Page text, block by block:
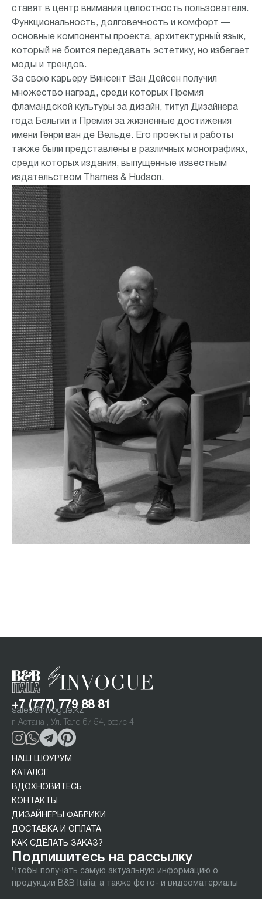
ставят в центр внимания целостность пользователя.
Функциональность, долговечность и комфорт —
основные компоненты проекта, архитектурный язык,
который не боится передавать эстетику, но избегает
моды и трендов.
За свою карьеру Винсент Ван Дейсен получил
множество наград, среди которых Премия
фламандской культуры за дизайн, титул Дизайнера
года Бельгии и Премия за жизненные достижения
имени Генри ван де Вельде. Его проекты и работы
также были представлены в различных монографиях,
среди которых издания, выпущенные известным
издательством Thames & Hudson.
+7 (777) 779 88 81
sales@invogue.kz
г. Астана , Ул. Толе би 54, офис 4
НАШ ШОУРУМ
КАТАЛОГ
ВДОХНОВИТЕСЬ
КОНТАКТЫ
ДИЗАЙНЕРЫ ФАБРИКИ
ДОСТАВКА И ОПЛАТА
КАК СДЕЛАТЬ ЗАКАЗ?
Подпишитесь на рассылку
Чтобы получать самую актуальную информацию о
продукции B&B Italia, а также фото- и видеоматериалы